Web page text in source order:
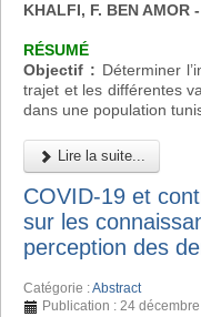
KHALFI, F. BEN AMOR
RÉSUMÉ
Objectif : Déterminer
trajet et les différentes
dans une population
Lire la suite...
COVID-19 et
sur les
perception des
Catégorie :Abstract
Publication : 24